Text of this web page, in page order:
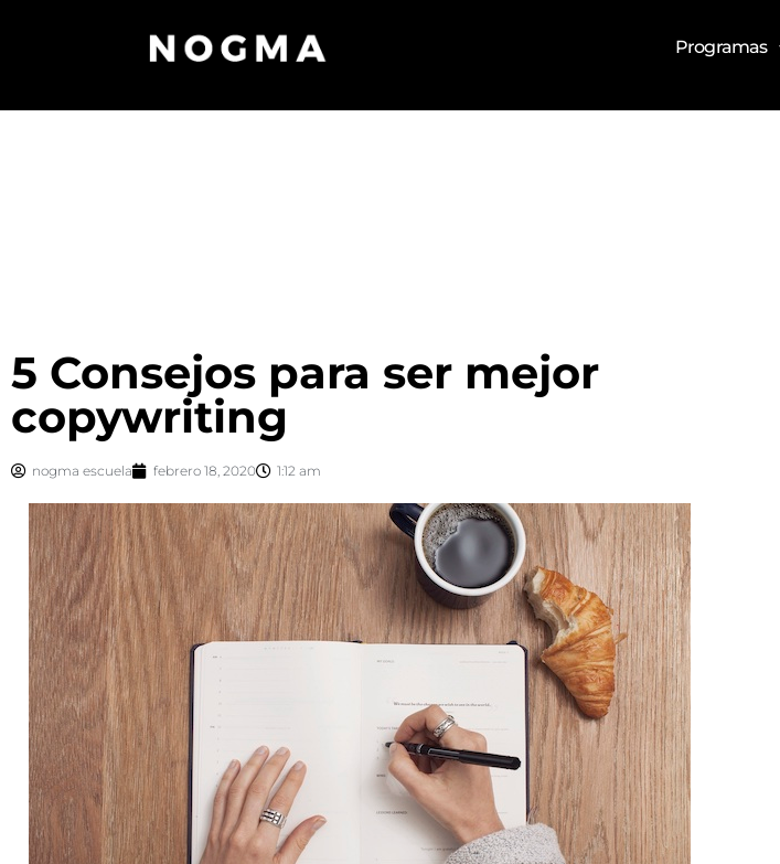
Programas
5 Consejos para ser mejor
copywriting
nogma escuela febrero 18, 2020 1:12 am